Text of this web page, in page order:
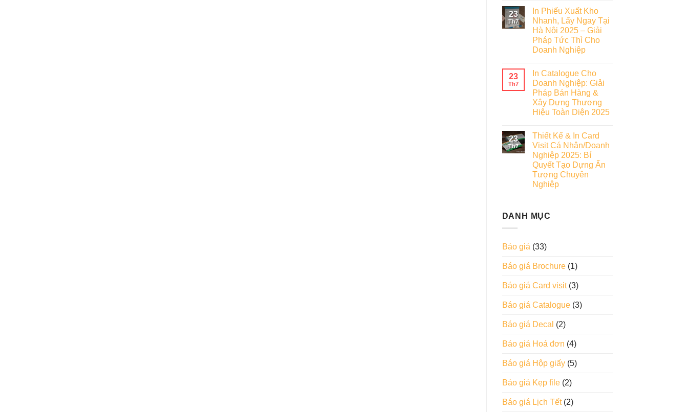
23
Th7
In Phiếu Xuất Kho
Nhanh, Lấy Ngay Tại
Hà Nội 2025 – Giải
Pháp Tức Thì Cho
Doanh Nghiệp
23
Th7
In Catalogue Cho
Doanh Nghiệp: Giải
Pháp Bán Hàng &
Xây Dựng Thương
Hiệu Toàn Diện 2025
23
Th7
Thiết Kế & In Card
Visit Cá Nhân/Doanh
Nghiệp 2025: Bí
Quyết Tạo Dựng Ấn
Tượng Chuyên
Nghiệp
DANH MỤC
Báo giá (33)
Báo giá Brochure(1)
Báo giá Card visit(3)
Báo giá Catalogue(3)
Báo giá Decal (2)
Báo giá Hoá đơn (4)
Báo giá Hộp giấy(5)
Báo giá Kẹp file(2)
Báo giá Lịch Tết(2)